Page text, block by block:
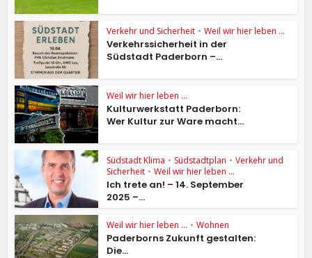
Verkehr und Sicherheit • Weil wir hier leben ...
Verkehrssicherheit in der
Südstadt Paderborn –...
Weil wir hier leben ...
Kulturwerkstatt Paderborn:
Wer Kultur zur Ware macht...
Südstadt Klima • Südstadtplan • Verkehr und
Sicherheit • Weil wir hier leben ...
Ich trete an! – 14. September
2025 –...
Weil wir hier leben ... • Wohnen
Paderborns Zukunft gestalten:
Die...